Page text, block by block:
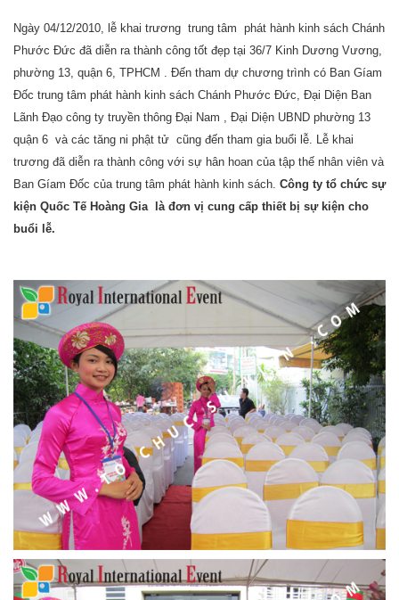
Ngày 04/12/2010, lễ khai trương trung tâm phát hành kinh sách Chánh
Phước Đức đã diễn ra thành công tốt đẹp tại 36/7 Kinh Dương Vương,
phường 13, quận 6, TPHCM . Đến tham dự chương trình có Ban Gíam
Đốc trung tâm phát hành kinh sách Chánh Phước Đức, Đại Diện Ban
Lãnh Đạo công ty truyền thông Đại Nam , Đại Diện UBND phường 13
quận 6 và các tăng ni phật tử cũng đến tham gia buổi lễ. Lễ khai
trương đã diễn ra thành công với sự hân hoan của tập thế nhân viên và
Ban Gíam Đốc của trung tâm phát hành kinh sách. Công ty tổ chức sự
kiện Quốc Tế Hoàng Gia là đơn vị cung cấp thiết bị sự kiện cho
buổi lễ.